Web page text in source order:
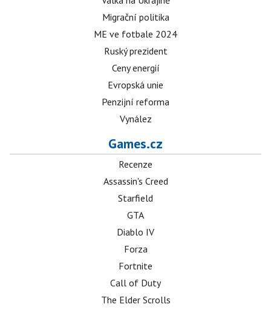
Migrační politika
ME ve fotbale 2024
Ruský prezident
Ceny energií
Evropská unie
Penzijní reforma
Vynález
Games.cz
Recenze
Assassin's Creed
Starfield
GTA
Diablo IV
Forza
Fortnite
Call of Duty
The Elder Scrolls